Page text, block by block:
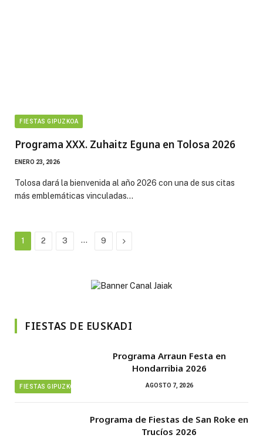
FIESTAS GIPUZKOA
Programa XXX. Zuhaitz Eguna en Tolosa 2026
ENERO 23, 2026
Tolosa dará la bienvenida al año 2026 con una de sus citas
más emblemáticas vinculadas…
1 2 3 … 9 Next
FIESTAS DE EUSKADI
FIESTAS GIPUZKOA
Programa Arraun Festa en
Hondarribia 2026
AGOSTO 7, 2026
Programa de Fiestas de San Roke en
Trucíos 2026